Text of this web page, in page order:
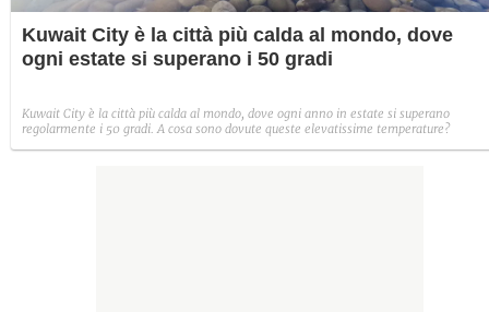
Kuwait City è la città più calda al mondo, dove
ogni estate si superano i 50 gradi
Kuwait City è la città più calda al mondo, dove ogni anno in estate si superano
regolarmente i 50 gradi. A cosa sono dovute queste elevatissime temperature?